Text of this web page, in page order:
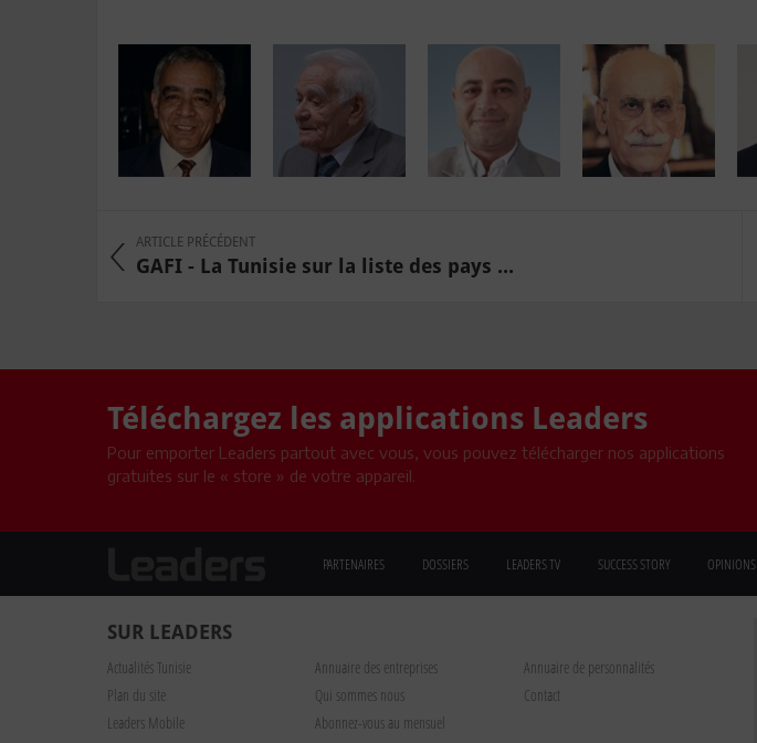
ARTICLE PRÉCÉDENT
GAFI - La Tunisie sur la liste des pays ...
Téléchargez les applications Leaders
Pour emporter Leaders partout avec vous, vous pouvez télécharger nos applications
gratuites sur le « store » de votre appareil.
PARTENAIRES DOSSIERS LEADERS TV SUCCESS STORY OPINIONS
SUR LEADERS
Actualités Tunisie Annuaire des entreprises
Annuaire de personnalités
Plan du site
Qui sommes nous
Contact
Leaders Mobile
Abonnez-vous au mensuel